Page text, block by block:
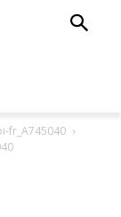
fr_A745040